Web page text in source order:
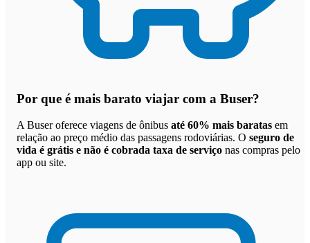
Por que é mais barato viajar com a Buser?
A Buser oferece viagens de ônibus até 60% mais baratas em
relação ao preço médio das passagens rodoviárias. O seguro de
vida é grátis e não é cobrada taxa de serviço nas compras pelo
app ou site.